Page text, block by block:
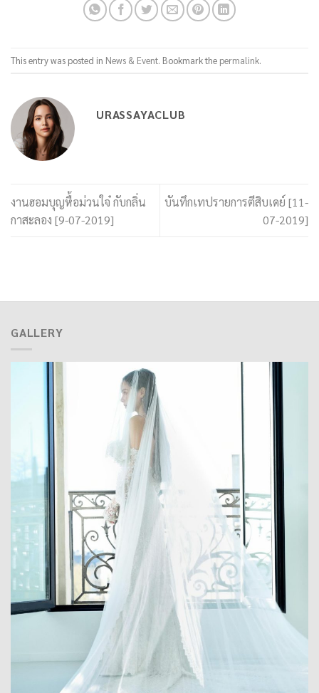
This entry was posted in News & Event. Bookmark the permalink.
URASSAYACLUB
งานฮอมบุญหื้อม่วนใจ๋ กับกลิ่น
กาสะลอง [9-07-2019]
บันทึกเทปรายการตีสิบเดย์ [11-
07-2019]
GALLERY